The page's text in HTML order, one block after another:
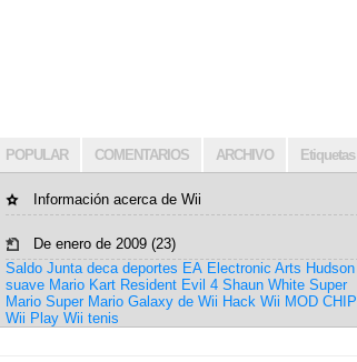
POPULAR COMENTARIOS ARCHIVO Etiquetas
Información acerca de Wii
De enero de 2009 (23)
Saldo Junta deca deportes EA Electronic Arts Hudson
suave Mario Kart Resident Evil 4 Shaun White Super
Mario Super Mario Galaxy de Wii Hack Wii MOD CHIP
Wii Play Wii tenis